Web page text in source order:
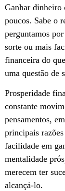
Ganhar dinheiro
poucos. Sabe o
perguntamos
sorte ou mais
financeira do
uma questão de
Prosperidade
constante
pensamentos,
principais
facilidade em
mentalidade
merecem ter
alcançá-lo.